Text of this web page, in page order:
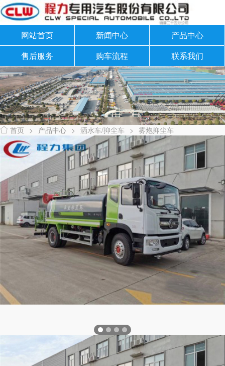
网站首页 新闻中心
产品中心
售后服务
购车流程 联系我们
 首页 > 产品中心 > 洒水车/抑尘车 > 雾炮抑尘车